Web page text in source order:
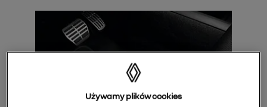
Używamy plików cookies